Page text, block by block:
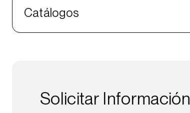
Catálogos
Solicitar Información